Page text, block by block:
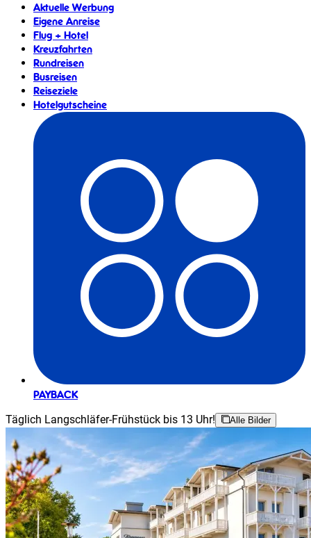
Aktuelle Werbung
Eigene Anreise
Flug + Hotel
Kreuzfahrten
Rundreisen
Busreisen
Reiseziele
Hotelgutscheine
PAYBACK
Täglich Langschläfer-Frühstück bis 13 Uhr! Alle Bilder